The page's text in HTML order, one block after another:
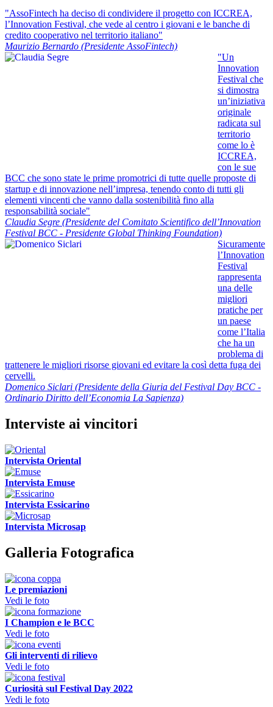
"AssoFintech ha deciso di condividere il progetto con ICCREA,
l’Innovation Festival, che vede al centro i giovani e le banche di
credito cooperativo nel territorio italiano"
Maurizio Bernardo (Presidente AssoFintech)
"Un
Innovation
Festival che
si dimostra
un’iniziativa
originale
radicata sul
territorio
come lo è
ICCREA,
con le sue
BCC che sono state le prime promotrici di tutte quelle proposte di
startup e di innovazione nell’impresa, tenendo conto di tutti gli
elementi vincenti che vanno dalla sostenibilità fino alla
responsabilità sociale"
Claudia Segre (Presidente del Comitato Scientifico dell’Innovation
Festival BCC - Presidente Global Thinking Foundation)
Sicuramente
l’Innovation
Festival
rappresenta
una delle
migliori
pratiche per
un paese
come l’Italia
che ha un
problema di
trattenere le migliori risorse giovani ed evitare la così detta fuga dei
cervelli.
Domenico Siclari (Presidente della Giuria del Festival Day BCC -
Ordinario Diritto dell’Economia La Sapienza)
Interviste ai vincitori
Intervista Oriental
Intervista Emuse
Intervista Essicarino
Intervista Microsap
Galleria Fotografica
Le premiazioni
Vedi le foto
I Champion e le BCC
Vedi le foto
Gli interventi di rilievo
Vedi le foto
Curiosità sul Festival Day 2022
Vedi le foto